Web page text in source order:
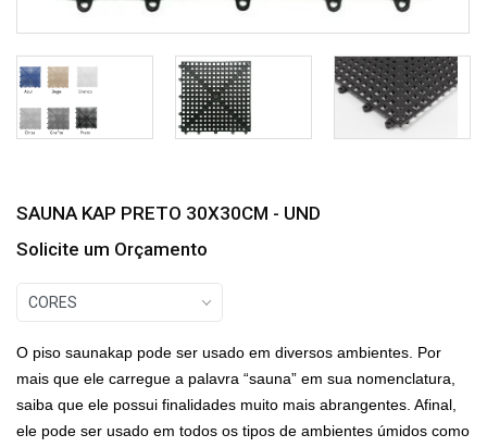
SAUNA KAP PRETO 30X30CM - UND
Solicite um Orçamento
CORES
O piso saunakap pode ser usado em diversos ambientes. Por
mais que ele carregue a palavra “sauna” em sua nomenclatura,
saiba que ele possui finalidades muito mais abrangentes. Afinal,
ele pode ser usado em todos os tipos de ambientes úmidos como